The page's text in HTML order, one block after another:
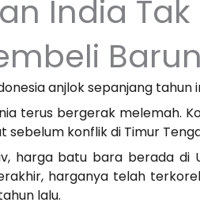
India Tak
anjlok sepanjang
terus bergerak melemah.
konflik di Timur
harga batu bara berada di
harganya telah
lalu.